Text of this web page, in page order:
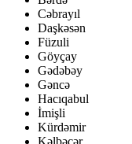
Cəbrayıl
Daşkəsən
Füzuli
Göyçay
Gədəbəy
Gəncə
Hacıqabul
İmişli
Kürdəmir
Kəlbəcər